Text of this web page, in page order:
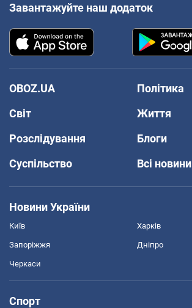
Завантажуйте наш додаток
OBOZ.UA
Політика
Світ
Життя
Розслідування
Блоги
Суспільство
Всі новини
Новини України
Київ Харків
Запоріжжя Дніпро
Черкаси
Спорт